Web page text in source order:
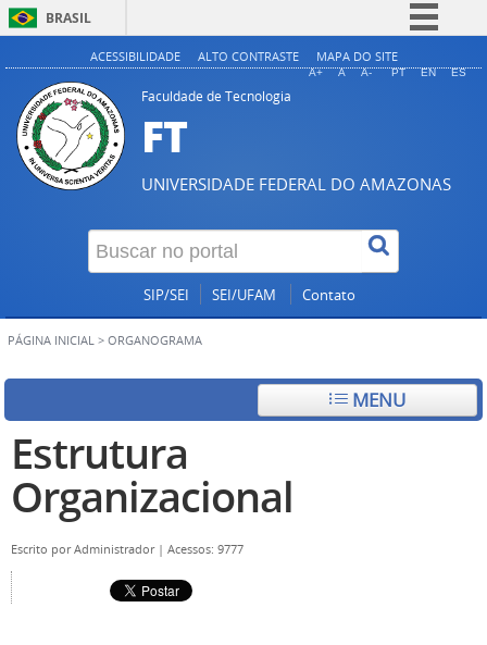
BRASIL
Simplifique!
Legislação
Canais
ACESSIBILIDADE ALTO CONTRASTE MAPA DO SITE
A+ A A- PT EN ES
Faculdade de Tecnologia
FT
UNIVERSIDADE FEDERAL DO AMAZONAS
SIP/SEI SEI/UFAM Contato
PÁGINA INICIAL > ORGANOGRAMA
MENU
Estrutura
Organizacional
Escrito porAdministrador | Acessos: 9777